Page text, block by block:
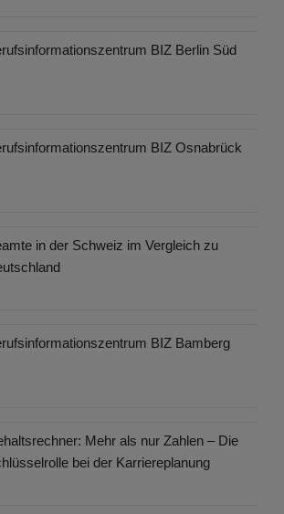
BIZ Berlin Süd
BIZ Osnabrück
in der Schweiz im Vergleich zu
BIZ Bamberg
Mehr als nur Zahlen – Die
bei der Karriereplanung